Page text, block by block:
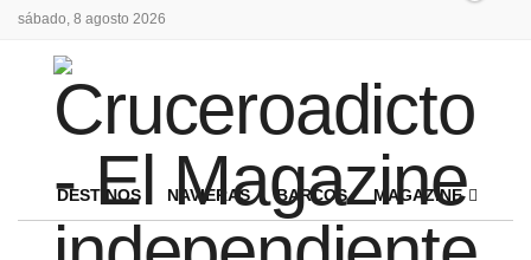
sábado, 8 agosto 2026
DESTINOS NAVIERAS BARCOS MAGAZINE